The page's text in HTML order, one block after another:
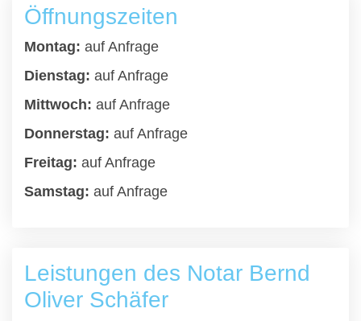
Öffnungszeiten
Montag: auf Anfrage
Dienstag: auf Anfrage
Mittwoch: auf Anfrage
Donnerstag: auf Anfrage
Freitag: auf Anfrage
Samstag: auf Anfrage
Leistungen des Notar Bernd
Oliver Schäfer